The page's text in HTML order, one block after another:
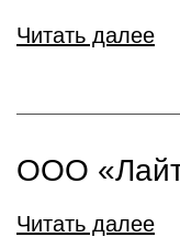
Читать далее
ООО
Читать далее